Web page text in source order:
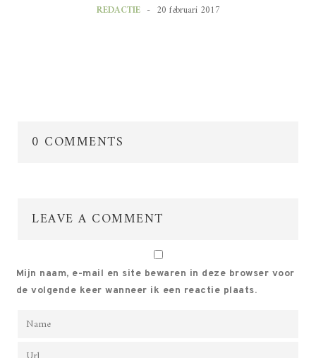
REDACTIE - 20 februari 2017
0 COMMENTS
LEAVE A COMMENT
Mijn naam, e-mail en site bewaren in deze browser voor
de volgende keer wanneer ik een reactie plaats.